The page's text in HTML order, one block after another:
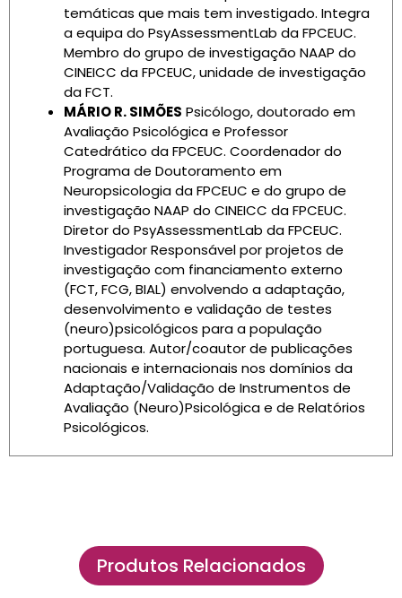
temáticas que mais tem investigado. Integra
a equipa do PsyAssessmentLab da FPCEUC.
Membro do grupo de investigação NAAP do
CINEICC da FPCEUC, unidade de investigação
da FCT.
MÁRIO R. SIMÕES Psicólogo, doutorado em
Avaliação Psicológica e Professor
Catedrático da FPCEUC. Coordenador do
Programa de Doutoramento em
Neuropsicologia da FPCEUC e do grupo de
investigação NAAP do CINEICC da FPCEUC.
Diretor do PsyAssessmentLab da FPCEUC.
Investigador Responsável por projetos de
investigação com financiamento externo
(FCT, FCG, BIAL) envolvendo a adaptação,
desenvolvimento e validação de testes
(neuro)psicológicos para a população
portuguesa. Autor/coautor de publicações
nacionais e internacionais nos domínios da
Adaptação/Validação de Instrumentos de
Avaliação (Neuro)Psicológica e de Relatórios
Psicológicos.
Produtos Relacionados